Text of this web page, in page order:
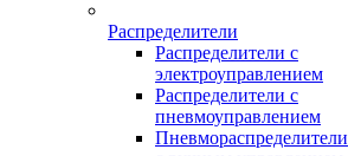
Распределители
Распределители с
электроуправлением
Распределители с
пневмоуправлением
Пневмораспределители